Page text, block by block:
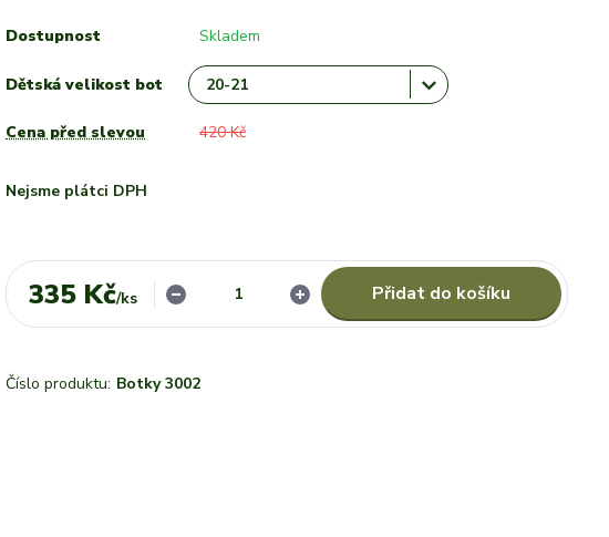
Dostupnost Skladem
Dětská velikost bot
Cena před slevou 420 Kč
Nejsme plátci DPH
335 Kč/ks Přidat do košíku
Číslo produktu: Botky 3002